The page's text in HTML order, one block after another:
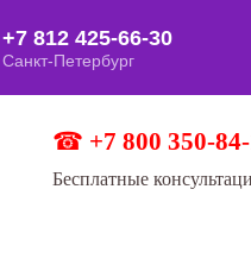
☎ +7 800 350-
Бесплатные